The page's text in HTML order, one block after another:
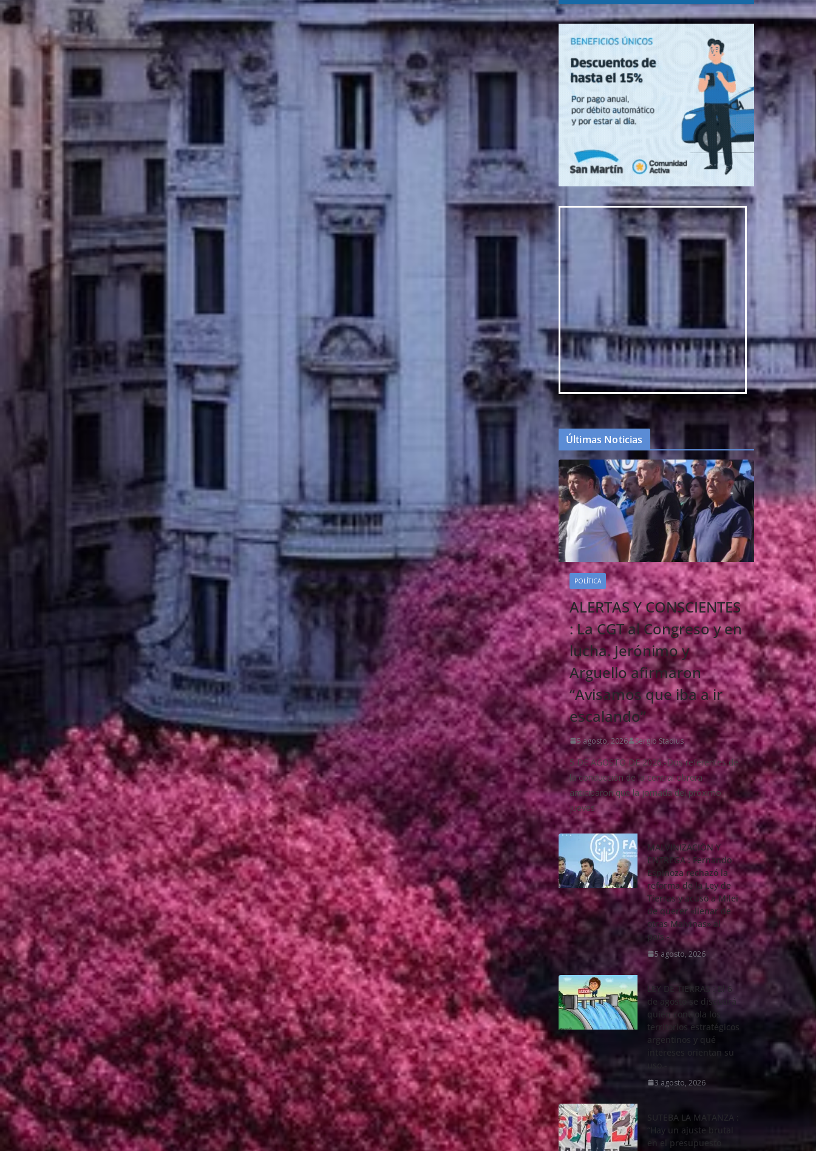
Últimas Noticias
POLÍTICA
ALERTAS Y CONSCIENTES
: La CGT al Congreso y en
lucha. Jerónimo y
Arguello afirmaron
“Avisamos que iba a ir
escalando”
5 agosto, 2026 Sergio Stadius
5 DE AGOSTO DE 2026.-Dos referentes de
la conducción de la central obrera
anticiparon que la jornada del próximo
jueves
MALVINIZACIÖN Y
ENTREGA : Fernando
Espinoza rechazó la
reforma de la Ley de
Tierras y acusó a Milei
de querer «llenar de
otras Malvinas» al
país.-
5 agosto, 2026
LEY DE TIERRAS : El 6
de agosto se discutirá
quién controla los
territorios estratégicos
argentinos y qué
intereses orientan su
uso.-
3 agosto, 2026
SUTEBA LA MATANZA :
“Hay un ajuste brutal
en el presupuesto